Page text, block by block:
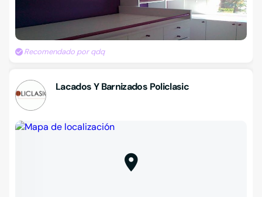
Recomendado por qdq
Lacados Y Barnizados Policlasic